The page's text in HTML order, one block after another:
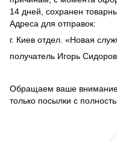
14 дней, сохранен
Адреса для отправок:
г. Киев отдел. «Новая
получатель Игорь
Обращаем ваше
только посылки с